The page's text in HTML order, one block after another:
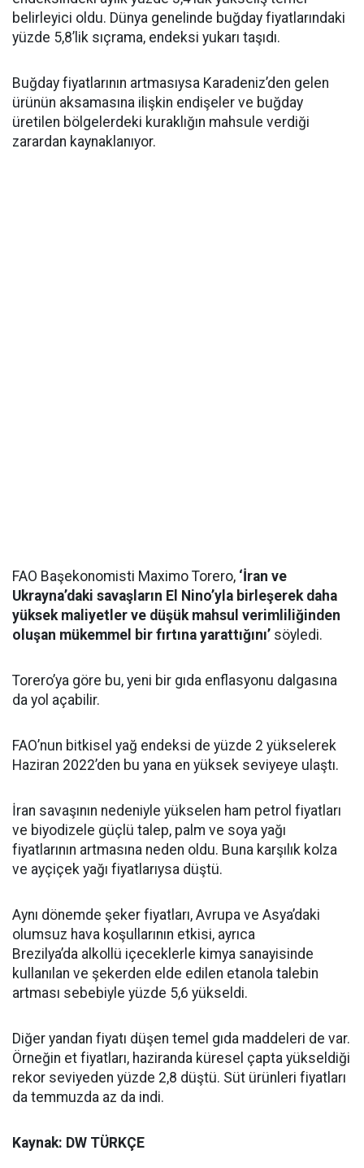
belirleyici oldu. Dünya genelinde buğday fiyatlarındaki
yüzde 5,8’lik sıçrama, endeksi yukarı taşıdı.
Buğday fiyatlarının artmasıysa Karadeniz’den gelen
ürünün aksamasına ilişkin endişeler ve buğday
üretilen bölgelerdeki kuraklığın mahsule verdiği
zarardan kaynaklanıyor.
FAO Başekonomisti Maximo Torero, ‘İran ve
Ukrayna’daki savaşların El Nino’yla birleşerek daha
yüksek maliyetler ve düşük mahsul verimliliğinden
oluşan mükemmel bir fırtına yarattığını’ söyledi.
Torero’ya göre bu, yeni bir gıda enflasyonu dalgasına
da yol açabilir.
FAO’nun bitkisel yağ endeksi de yüzde 2 yükselerek
Haziran 2022’den bu yana en yüksek seviyeye ulaştı.
İran savaşının nedeniyle yükselen ham petrol fiyatları
ve biyodizele güçlü talep, palm ve soya yağı
fiyatlarının artmasına neden oldu. Buna karşılık kolza
ve ayçiçek yağı fiyatlarıysa düştü.
Aynı dönemde şeker fiyatları, Avrupa ve Asya’daki
olumsuz hava koşullarının etkisi, ayrıca
Brezilya’da alkollü içeceklerle kimya sanayisinde
kullanılan ve şekerden elde edilen etanola talebin
artması sebebiyle yüzde 5,6 yükseldi.
Diğer yandan fiyatı düşen temel gıda maddeleri de var.
Örneğin et fiyatları, haziranda küresel çapta yükseldiği
rekor seviyeden yüzde 2,8 düştü. Süt ürünleri fiyatları
da temmuzda az da indi.
Kaynak: DW TÜRKÇE